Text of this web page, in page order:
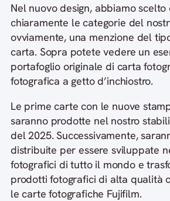
Nel nuovo design, abbiamo scelto
chiaramente le categorie del
ovviamente, una menzione del
carta. Sopra potete vedere un
portafoglio originale di carta
fotografica a getto d’inchiostro.
Le prime carte con le nuove
saranno prodotte nel nostro
del 2025. Successivamente,
distribuite per essere sviluppate
fotografici di tutto il mondo e
prodotti fotografici di alta qualità
le carte fotografiche Fujifilm.